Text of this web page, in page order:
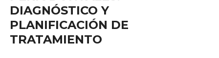
DIAGNÓSTICO Y
PLANIFICACIÓN DE
TRATAMIENTO